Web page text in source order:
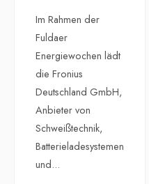
Im Rahmen der
Fuldaer
Energiewochen lädt
die Fronius
Deutschland GmbH,
Anbieter von
Schweißtechnik,
Batterieladesystemen
und...